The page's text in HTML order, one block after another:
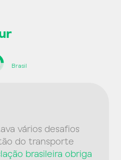
Brasil
vários desafios
do transporte
brasileira obriga